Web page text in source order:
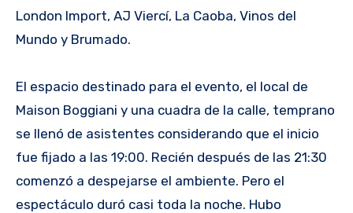
London Import, AJ Viercí, La Caoba, Vinos del
Mundo y Brumado.
El espacio destinado para el evento, el local de
Maison Boggiani y una cuadra de la calle, temprano
se llenó de asistentes considerando que el inicio
fue fijado a las 19:00. Recién después de las 21:30
comenzó a despejarse el ambiente. Pero el
espectáculo duró casi toda la noche. Hubo